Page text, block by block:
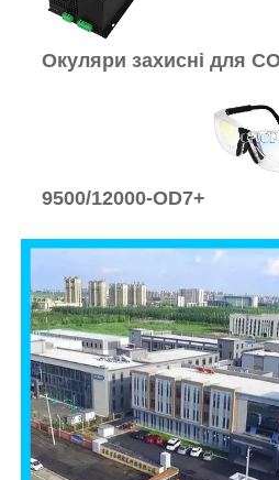
Окуляри захисні для
9500/12000-OD7+